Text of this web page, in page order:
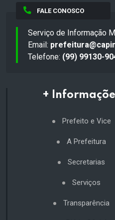
FALE CONOSCO
Serviço de Informação
Email:
Telefone: (99) 99130-
+
Prefeito e Vice
A Prefeitura
Secretarias
Serviços
Transparência